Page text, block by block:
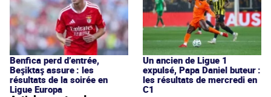
Benfica perd d’entrée,
Beşiktaş assure : les
résultats de la soirée en
Ligue Europa
Un ancien de Ligue 1
expulsé, Papa Daniel buteur :
les résultats de mercredi en
C1